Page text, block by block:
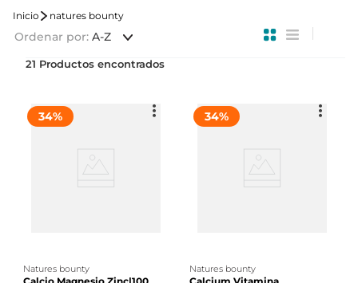
natures bounty
Ordenar por A-Z
21
34%
natures bounty
34%
natures bounty